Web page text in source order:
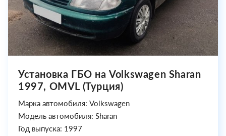
Установка ГБО на Volkswagen Sharan
1997, OMVL (Турция)
Марка автомобиля: Volkswagen
Модель автомобиля: Sharan
Год выпуска: 1997